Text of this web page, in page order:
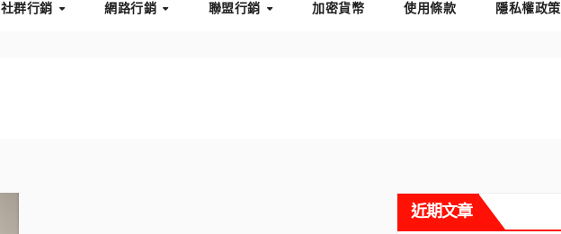
社群行銷 網路行銷 聯盟行銷 加密貨幣 使用條款 隱私權政策
近期文章